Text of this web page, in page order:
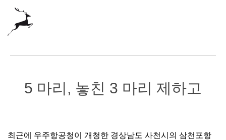
5 마리, 놓친 3 마리 제하고
최근에 우주항공청이 개청한 경상남도 사천시의 삼천포항